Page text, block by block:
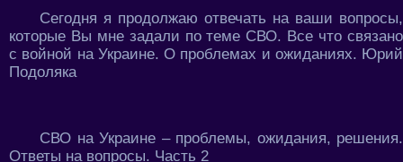
Сегодня я продолжаю отвечать на ваши вопросы,
которые Вы мне задали по теме СВО. Все что связано
с войной на Украине. О проблемах и ожиданиях. Юрий
Подоляка
СВО на Украине – проблемы, ожидания, решения.
Ответы на вопросы. Часть 2